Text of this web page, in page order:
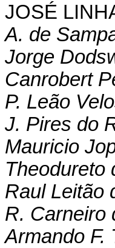
JOSÉ
A. de
Jorge
Canrobert
P. Leão
J. Pires do
Mauricio
Theodureto
Raul Leitão
R. Carneiro
Armando F.